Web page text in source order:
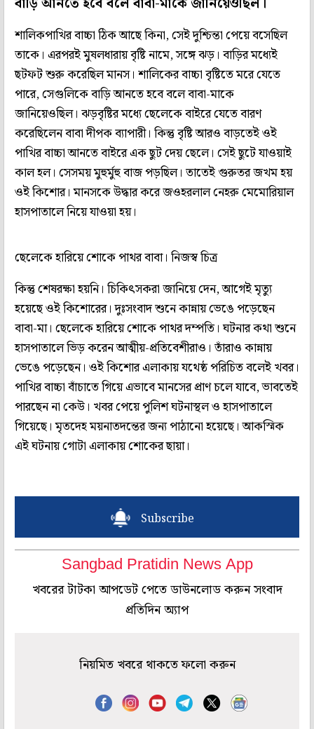
শালিকপাখির বাচ্চা ঠিক আছে কিনা, সেই দুশ্চিন্তা পেয়ে বসেছিল
তাকে। এরপরই মুষলধারায় বৃষ্টি নামে, সঙ্গে ঝড়। বাড়ির মধ্যেই
ছটফট শুরু করেছিল মানস। শালিকের বাচ্চা বৃষ্টিতে মরে যেতে
পারে, সেগুলিকে বাড়ি আনতে হবে বলে বাবা-মাকে
জানিয়েওছিল। ঝড়বৃষ্টির মধ্যে ছেলেকে বাইরে যেতে বারণ
করেছিলেন বাবা দীপক ব্যাপারী। কিন্তু বৃষ্টি আরও বাড়তেই ওই
পাখির বাচ্চা আনতে বাইরে এক ছুট দেয় ছেলে। সেই ছুটে যাওয়াই
কাল হল। সেসময় মুহুর্মুহু বাজ পড়ছিল। তাতেই গুরুতর জখম হয়
ওই কিশোর। মানসকে উদ্ধার করে জওহরলাল নেহরু মেমোরিয়াল
হাসপাতালে নিয়ে যাওয়া হয়।
ছেলেকে হারিয়ে শোকে পাথর বাবা। নিজস্ব চিত্র
কিন্তু শেষরক্ষা হয়নি। চিকিৎসকরা জানিয়ে দেন, আগেই মৃত্যু
হয়েছে ওই কিশোরের। দুঃসংবাদ শুনে কান্নায় ভেঙে পড়েছেন
বাবা-মা। ছেলেকে হারিয়ে শোকে পাথর দম্পতি। ঘটনার কথা শুনে
হাসপাতালে ভিড় করেন আত্মীয়-প্রতিবেশীরাও। তাঁরাও কান্নায়
ভেঙে পড়েছেন। ওই কিশোর এলাকায় যথেষ্ঠ পরিচিত বলেই খবর।
পাখির বাচ্চা বাঁচাতে গিয়ে এভাবে মানসের প্রাণ চলে যাবে, ভাবতেই
পারছেন না কেউ। খবর পেয়ে পুলিশ ঘটনাস্থল ও হাসপাতালে
গিয়েছে। মৃতদেহ ময়নাতদন্তের জন্য পাঠানো হয়েছে। আকস্মিক
এই ঘটনায় গোটা এলাকায় শোকের ছায়া।
Subscribe
Sangbad Pratidin News App
খবরের টাটকা আপডেট পেতে ডাউনলোড করুন সংবাদ
প্রতিদিন অ্যাপ
নিয়মিত খবরে থাকতে ফলো করুন